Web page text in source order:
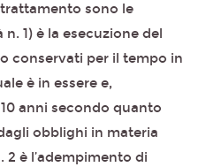
sono le
1) è la esecuzione del
conservati per il tempo in
è in essere e,
anni secondo quanto
obblighi in materia
è l’adempimento di